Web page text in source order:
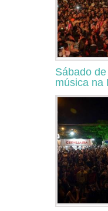
Sábado
música na